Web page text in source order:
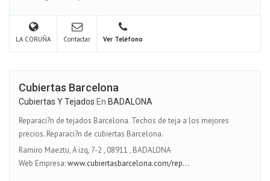
LA CORUÑA Contactar Ver Teléfono
Cubiertas Barcelona
Cubiertas Y Tejados En BADALONA
Reparaci?n de tejados Barcelona. Techos de teja a los mejores
precios. Reparaci?n de cubiertas Barcelona.
Ramiro Maeztu, A izq, 7-2 , 08911 , BADALONA
Web Empresa:www.cubiertasbarcelona.com/rep...